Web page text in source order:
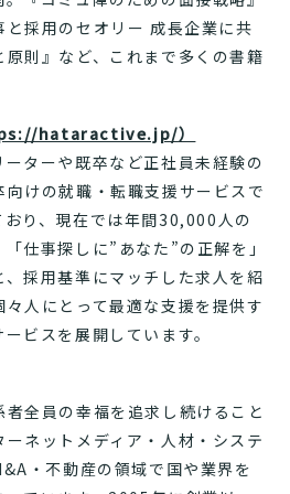
と採用のセオリー 成長企業に共
則』など、これまで多くの書籍
hataractive.jp/）
ターや既卒など正社員未経験の
けの就職・転職支援サービスで
り、現在では年間30,000人の
仕事探しに”あなた”の正解を」
採用基準にマッチした求人を紹
人にとって最適な支援を提供す
ビスを展開しています。
全員の幸福を追求し続けること
ネットメディア・人材・システ
・不動産の領域で国や業界を